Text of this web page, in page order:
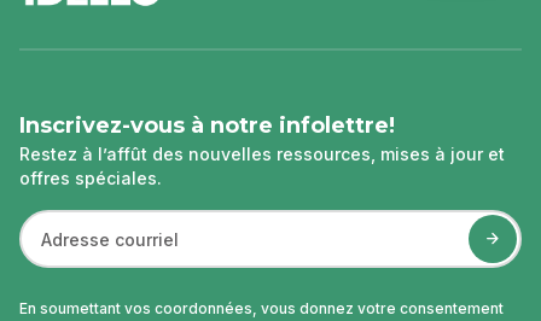
page
Inscrivez-vous à notre infolettre!
Restez à l’affût des nouvelles ressources, mises à jour et
offres spéciales.
En soumettant vos coordonnées, vous donnez votre consentement